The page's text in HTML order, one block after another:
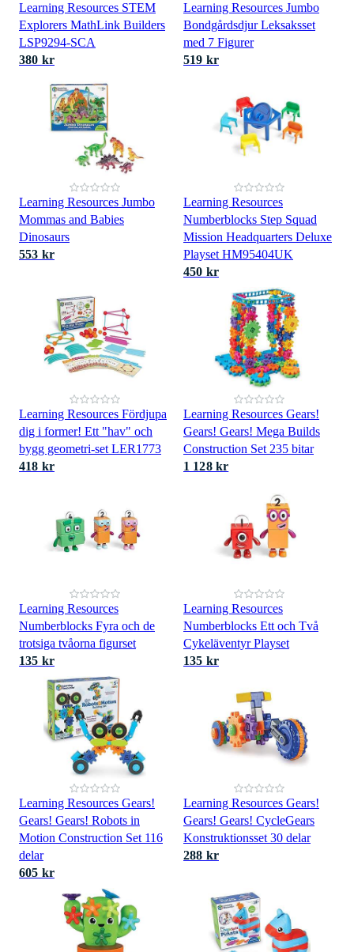
Learning Resources STEM
Explorers MathLink Builders
LSP9294-SCA
380 kr
Learning Resources Jumbo
Bondgårdsdjur Leksaksset
med 7 Figurer
519 kr
Learning Resources Jumbo
Mommas and Babies
Dinosaurs
553 kr
Learning Resources
Numberblocks Step Squad
Mission Headquarters Deluxe
Playset HM95404UK
450 kr
Learning Resources Fördjupa
dig i former! Ett "hav" och
bygg geometri-set LER1773
418 kr
Learning Resources Gears!
Gears! Gears! Mega Builds
Construction Set 235 bitar
1 128 kr
Learning Resources
Numberblocks Fyra och de
trotsiga tvåorna figurset
135 kr
Learning Resources
Numberblocks Ett och Två
Cykeläventyr Playset
135 kr
Learning Resources Gears!
Gears! Gears! Robots in
Motion Construction Set 116
delar
605 kr
Learning Resources Gears!
Gears! Gears! CycleGears
Konstruktionsset 30 delar
288 kr